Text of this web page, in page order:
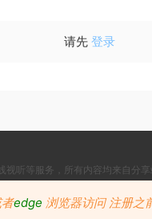
请先 登录
视听等服务，所有内容均来自分
Copyright © 2024
edge 浏览器访问 注册之